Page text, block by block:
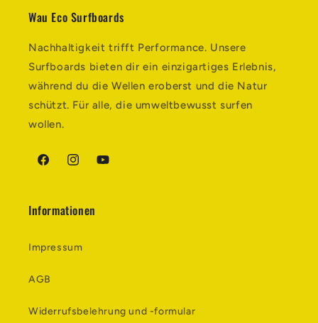
Wau Eco Surfboards
Nachhaltigkeit trifft Performance. Unsere
Surfboards bieten dir ein einzigartiges Erlebnis,
während du die Wellen eroberst und die Natur
schützt. Für alle, die umweltbewusst surfen
wollen.
FacebookInstagramYouTube
Informationen
Impressum
AGB
Widerrufsbelehrung und -formular